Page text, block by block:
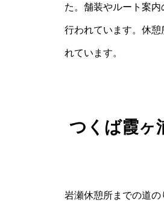
た。舗装やルート案
行われています。休
れています。
つくば霞ヶ
岩瀬休憩所までの道